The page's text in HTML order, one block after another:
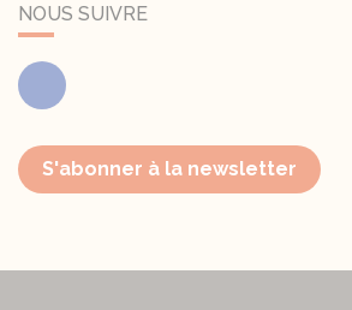
NOUS SUIVRE
Facebook
S'abonner à la newsletter